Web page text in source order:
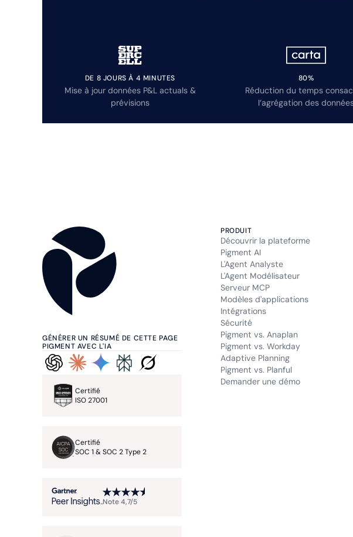
DE 8 JOURS À 4 MINUTES
Mise à jour données P&L actuals &
prévisions
80%
Réduction du temps
l’agrégation des
GÉNÉRER UN RÉSUMÉ DE CETTE PAGE
PIGMENT AVEC L'IA
Certifié
ISO 27001
Certifié
SOC 1 & SOC 2 Type 2
Note 4,7/5
PRODUIT
Découvrir la plateforme
Pigment AI
L'Agent Analyste
L'Agent Modélisateur
Serveur MCP
Modèles d'applications
Intégrations
Sécurité
Pigment vs. Anaplan
Pigment vs. Workday
Adaptive Planning
Pigment vs. Planful
Demander une démo